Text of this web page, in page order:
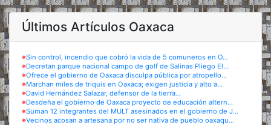
Últimos Artículos Oaxaca
※Sin control, incendio que cobró la vida de 5 comuneros en O...
※Decretan parque nacional campo de golf de Salinas Pliego El...
※Ofrece el gobierno de Oaxaca disculpa pública por atropello...
※Marchan miles de triquis en Oaxaca; exigen justicia y alto a...
※David Hernández Salazar, defensor de la tierra...
※Desdeña el gobierno de Oaxaca proyecto de educación altern...
※Suman 12 integrantes del MULT asesinados en el gobierno de J...
※Vecinos acosan a artesana por no ser nativa de pueblo oaxaqu...